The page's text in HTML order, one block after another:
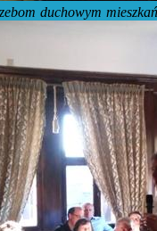
duchowym